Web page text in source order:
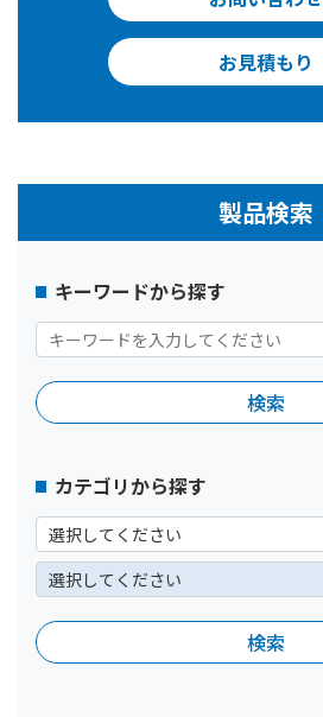
お見積もり
製品検索
キーワードから探す
カテゴリから探す